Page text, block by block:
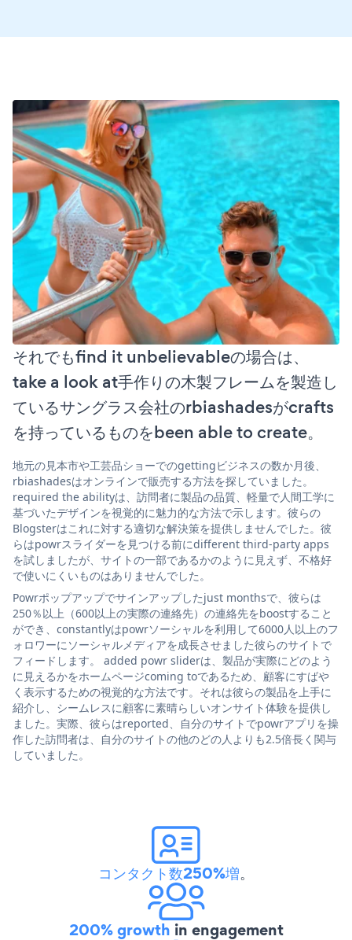
それでもfind it unbelievableの場合は、
take a look at手作りの木製フレームを製造し
ているサングラス会社のrbiashadesがcrafts
を持っているものをbeen able to create。
地元の見本市や工芸品ショーでのgettingビジネスの数か月後、
rbiashadesはオンラインで販売する方法を探していました。
required the abilityは、訪問者に製品の品質、軽量で人間工学に
基づいたデザインを視覚的に魅力的な方法で示します。彼らの
Blogsterはこれに対する適切な解決策を提供しませんでした。彼
らはpowrスライダーを見つける前にdifferent third-party apps
を試しましたが、サイトの一部であるかのように見えず、不格好
で使いにくいものはありませんでした。
Powrポップアップでサインアップしたjust monthsで、彼らは
250％以上（600以上の実際の連絡先）の連絡先をboostすること
ができ、constantlyはpowrソーシャルを利用して6000人以上のフ
ォロワーにソーシャルメディアを成長させました彼らのサイトで
フィードします。 added powr sliderは、製品が実際にどのよう
に見えるかをホームページcoming toであるため、顧客にすばや
く表示するための視覚的な方法です。それは彼らの製品を上手に
紹介し、シームレスに顧客に素晴らしいオンサイト体験を提供し
ました。実際、彼らはreported、自分のサイトでpowrアプリを操
作した訪問者は、自分のサイトの他のどの人よりも2.5倍長く関与
していました。
コンタクト数250%増。
200% growth in engagement